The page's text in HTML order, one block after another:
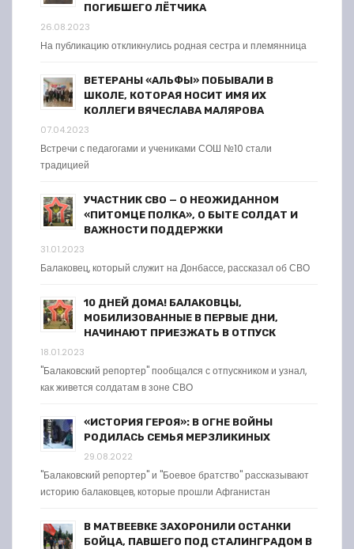
ПОГИБШЕГО ЛЁТЧИКА
26.08.2023
На публикацию откликнулись родная сестра и племянница
ВЕТЕРАНЫ «АЛЬФЫ» ПОБЫВАЛИ В
ШКОЛЕ, КОТОРАЯ НОСИТ ИМЯ ИХ
КОЛЛЕГИ ВЯЧЕСЛАВА МАЛЯРОВА
07.04.2023
Встречи с педагогами и учениками СОШ №10 стали
традицией
УЧАСТНИК СВО — О НЕОЖИДАННОМ
«ПИТОМЦЕ ПОЛКА», О БЫТЕ СОЛДАТ И
ВАЖНОСТИ ПОДДЕРЖКИ
31.01.2023
Балаковец, который служит на Донбассе, рассказал об СВО
10 ДНЕЙ ДОМА! БАЛАКОВЦЫ,
МОБИЛИЗОВАННЫЕ В ПЕРВЫЕ ДНИ,
НАЧИНАЮТ ПРИЕЗЖАТЬ В ОТПУСК
18.01.2023
"Балаковский репортер" пообщался с отпускником и узнал,
как живется солдатам в зоне СВО
«ИСТОРИЯ ГЕРОЯ»: В ОГНЕ ВОЙНЫ
РОДИЛАСЬ СЕМЬЯ МЕРЗЛИКИНЫХ
29.08.2022
"Балаковский репортер" и "Боевое братство" рассказывают
историю балаковцев, которые прошли Афганистан
В МАТВЕЕВКЕ ЗАХОРОНИЛИ ОСТАНКИ
БОЙЦА, ПАВШЕГО ПОД СТАЛИНГРАДОМ В